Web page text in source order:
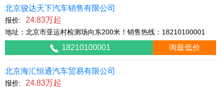
北京骏达天下汽车销售有限公司
报价: 24.83万起
地址：北京市亚运村检测场向东200米！销售热线：18210100001
18210100001 询最低价
北京海汇恒通汽车贸易有限公司
报价: 24.83万起